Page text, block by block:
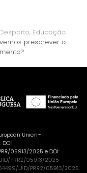
Educação
prescrever o
Union -
05913/2025 e DOI:
PRR2/05913/2025
UID/PRR2/05913/2025.